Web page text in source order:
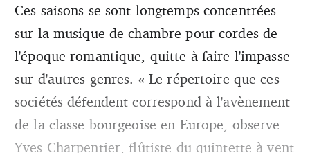
Ces saisons se sont longtemps concentrées
sur la musique de chambre pour cordes de
l'époque romantique, quitte à faire l'impasse
sur d'autres genres. « Le répertoire que ces
sociétés défendent correspond à l'avènement
de la classe bourgeoise en Europe, observe
Yves Charpentier, flûtiste du quintette à vent